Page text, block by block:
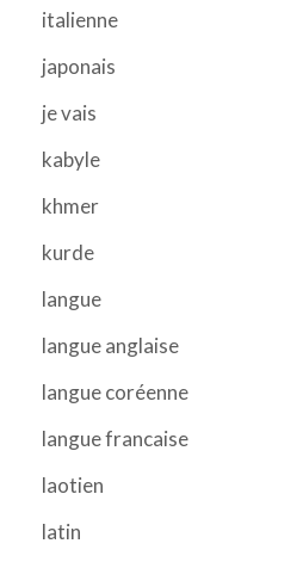
italienne
japonais
je vais
kabyle
khmer
kurde
langue
langue anglaise
langue coréenne
langue francaise
laotien
latin